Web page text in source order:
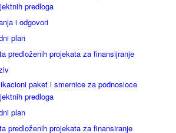
predloga
i odgovori
plan
predloženih projekata za finansijranje
paket i smernice za podnosioce
predloga
plan
predloženih projekata za finansiranje